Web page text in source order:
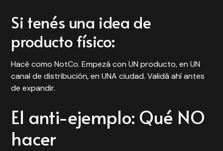
Si tenés una idea de
producto físico:
Hacé como NotCo. Empezá con UN producto, en UN
canal de distribución, en UNA ciudad. Validá ahí antes
de expandir.
El anti-ejemplo: Qué NO
hacer